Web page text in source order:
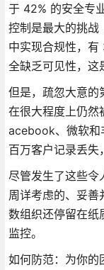
于 42% 的安全专
控制是最大的挑战
中实现合规性，
全缺乏可见性，这
但是，疏忽大意的
在很大程度上仍然
acebook、微软和
百万客户记录丢失
尽管发生了这些令
周详考虑的、妥善
数组织还停留在纸
监控。
如何防范：为你的